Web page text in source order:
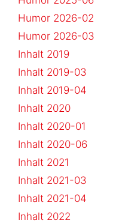
Humor 2026-02
Humor 2026-03
Inhalt 2019
Inhalt 2019-03
Inhalt 2019-04
Inhalt 2020
Inhalt 2020-01
Inhalt 2020-06
Inhalt 2021
Inhalt 2021-03
Inhalt 2021-04
Inhalt 2022